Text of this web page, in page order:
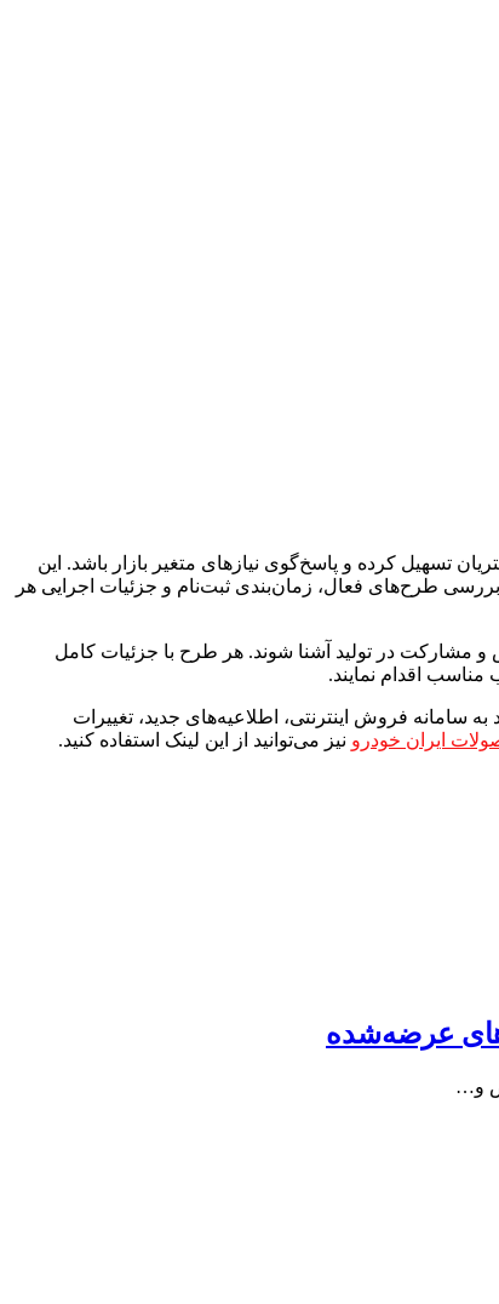
تسهیل کرده و پاسخ‌گوی نیازهای متغیر بازار باشد. این
طرح‌های فعال، زمان‌بندی ثبت‌نام و جزئیات اجرایی هر
در تولید آشنا شوند. هر طرح با جزئیات کامل
مناسب اقدام نمایند.
فروش اینترنتی، اطلاعیه‌های جدید، تغییرات
ایران خودرو نیز می‌توانید از این لینک استفاده کنید.
عرضه‌شده